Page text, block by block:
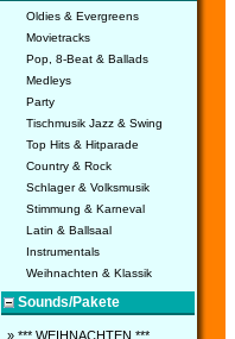
Oldies & Evergreens
Movietracks
Pop, 8-Beat & Ballads
Medleys
Party
Tischmusik Jazz & Swing
Top Hits & Hitparade
Country & Rock
Schlager & Volksmusik
Stimmung & Karneval
Latin & Ballsaal
Instrumentals
Weihnachten & Klassik
Sounds/Pakete
» *** WEIHNACHTEN ***